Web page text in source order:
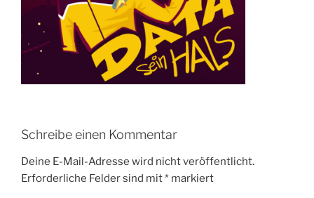
Schreibe einen Kommentar
Deine E-Mail-Adresse wird nicht veröffentlicht.
Erforderliche Felder sind mit* markiert